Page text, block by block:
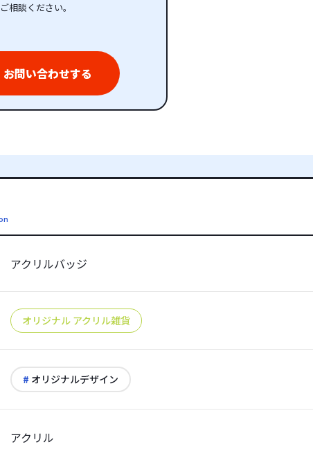
相談ください。
問い合わせする
アクリルバッジ
オリジナル アクリル雑貨
オリジナルデザイン
アクリル